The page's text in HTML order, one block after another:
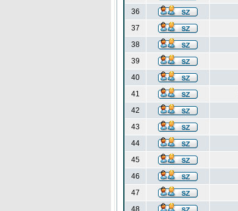
36
37
38
39
40
41
42
43
44
45
46
47
48